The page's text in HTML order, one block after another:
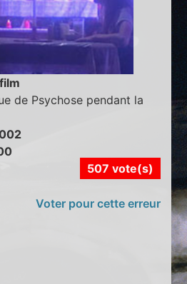
de Psychose pendant la
507 vote(s)
Voter pour cette erreur